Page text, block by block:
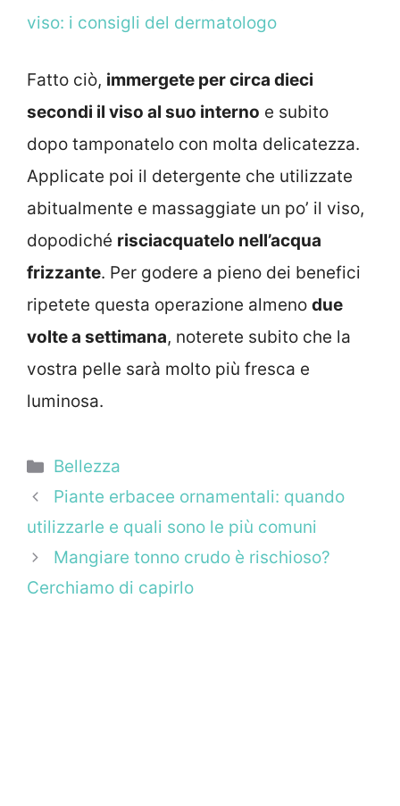
viso: i consigli del dermatologo
Fatto ciò, immergete per circa dieci
secondi il viso al suo interno e subito
dopo tamponatelo con molta delicatezza.
Applicate poi il detergente che utilizzate
abitualmente e massaggiate un po’ il viso,
dopodiché risciacquatelo nell’acqua
frizzante. Per godere a pieno dei benefici
ripetete questa operazione almeno due
volte a settimana, noterete subito che la
vostra pelle sarà molto più fresca e
luminosa.
Categorie
Bellezza
Piante erbacee ornamentali: quando
utilizzarle e quali sono le più comuni
Mangiare tonno crudo è rischioso?
Cerchiamo di capirlo